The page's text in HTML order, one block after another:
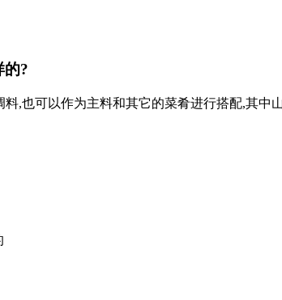
的?
,也可以作为主料和其它的菜肴进行搭配,其中